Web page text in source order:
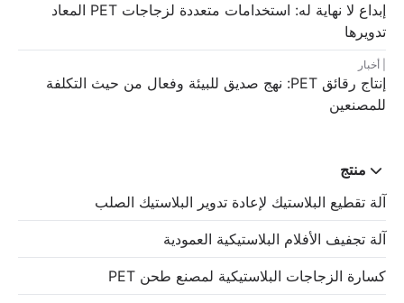
إبداع لا نهاية له: استخدامات متعددة لزجاجات PET المعاد
تدويرها
أخبار
إنتاج رقائق PET: نهج صديق للبيئة وفعال من حيث التكلفة
للمصنعين
منتج
آلة تقطيع البلاستيك لإعادة تدوير البلاستيك الصلب
آلة تجفيف الأفلام البلاستيكية العمودية
كسارة الزجاجات البلاستيكية لمصنع طحن PET